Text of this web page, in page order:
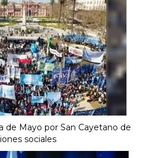
de Mayo por San Cayetano de
sociales